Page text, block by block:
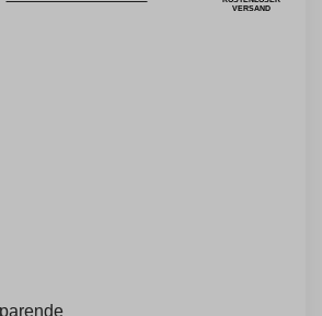
VERSAND